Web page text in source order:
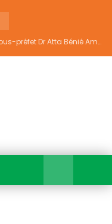
Indépendance 2026 À Yakassé-Mé: Le sous-préfet Dr Atta Bénié Amédé appelle à l’unité, à la sécurité et au développement